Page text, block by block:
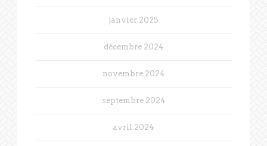
janvier 2025
décembre 2024
novembre 2024
septembre 2024
avril 2024